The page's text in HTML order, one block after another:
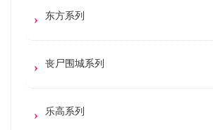
东方系列
丧尸围城系列
乐高系列